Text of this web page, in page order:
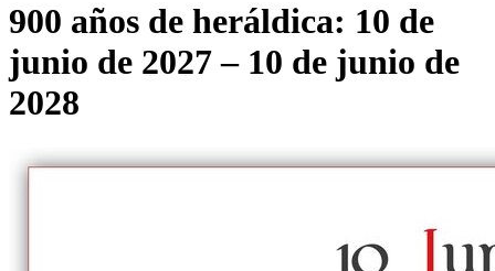
900 años de heráldica: 10 de
junio de 2027 – 10 de junio de
2028